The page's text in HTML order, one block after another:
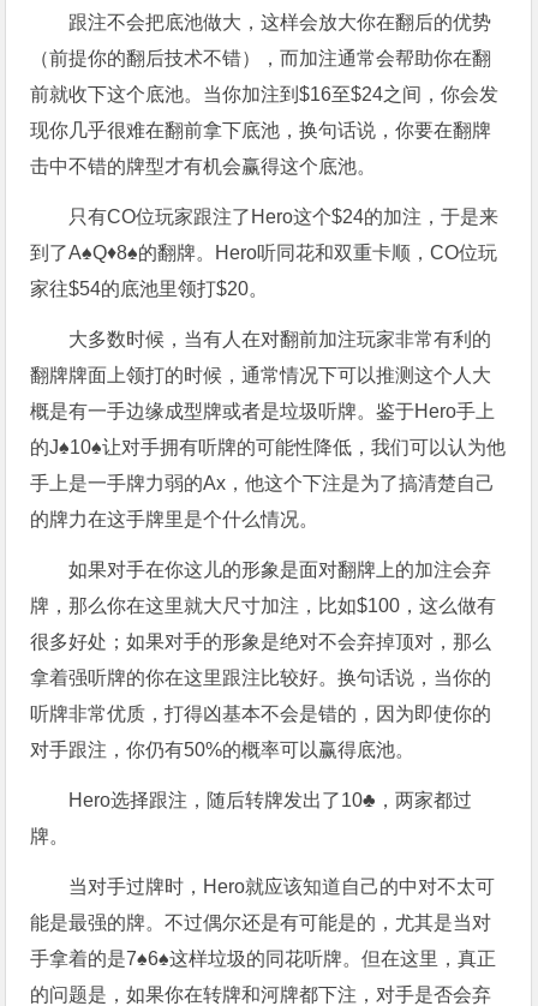
跟注不会把底池做大，这样会放大你在翻后的优势
（前提你的翻后技术不错），而加注通常会帮助你在翻
前就收下这个底池。当你加注到$16至$24之间，你会发
现你几乎很难在翻前拿下底池，换句话说，你要在翻牌
击中不错的牌型才有机会赢得这个底池。
只有CO位玩家跟注了Hero这个$24的加注，于是来
到了A♠Q♦8♠的翻牌。Hero听同花和双重卡顺，CO位玩
家往$54的底池里领打$20。
大多数时候，当有人在对翻前加注玩家非常有利的
翻牌牌面上领打的时候，通常情况下可以推测这个人大
概是有一手边缘成型牌或者是垃圾听牌。鉴于Hero手上
的J♠10♠让对手拥有听牌的可能性降低，我们可以认为他
手上是一手牌力弱的Ax，他这个下注是为了搞清楚自己
的牌力在这手牌里是个什么情况。
如果对手在你这儿的形象是面对翻牌上的加注会弃
牌，那么你在这里就大尺寸加注，比如$100，这么做有
很多好处；如果对手的形象是绝对不会弃掉顶对，那么
拿着强听牌的你在这里跟注比较好。换句话说，当你的
听牌非常优质，打得凶基本不会是错的，因为即使你的
对手跟注，你仍有50%的概率可以赢得底池。
Hero选择跟注，随后转牌发出了10♣，两家都过
牌。
当对手过牌时，Hero就应该知道自己的中对不太可
能是最强的牌。不过偶尔还是有可能是的，尤其是当对
手拿着的是7♠6♠这样垃圾的同花听牌。但在这里，真正
的问题是，如果你在转牌和河牌都下注，对手是否会弃